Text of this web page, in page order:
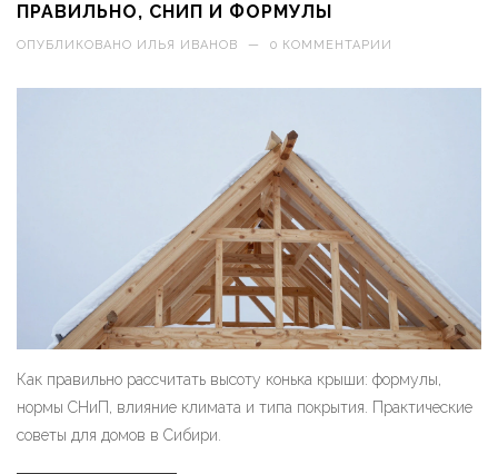
ПРАВИЛЬНО, СНИП И ФОРМУЛЫ
ОПУБЛИКОВАНО ИЛЬЯ ИВАНОВ — 0 КОММЕНТАРИИ
Как правильно рассчитать высоту конька крыши: формулы,
нормы СНиП, влияние климата и типа покрытия. Практические
советы для домов в Сибири.